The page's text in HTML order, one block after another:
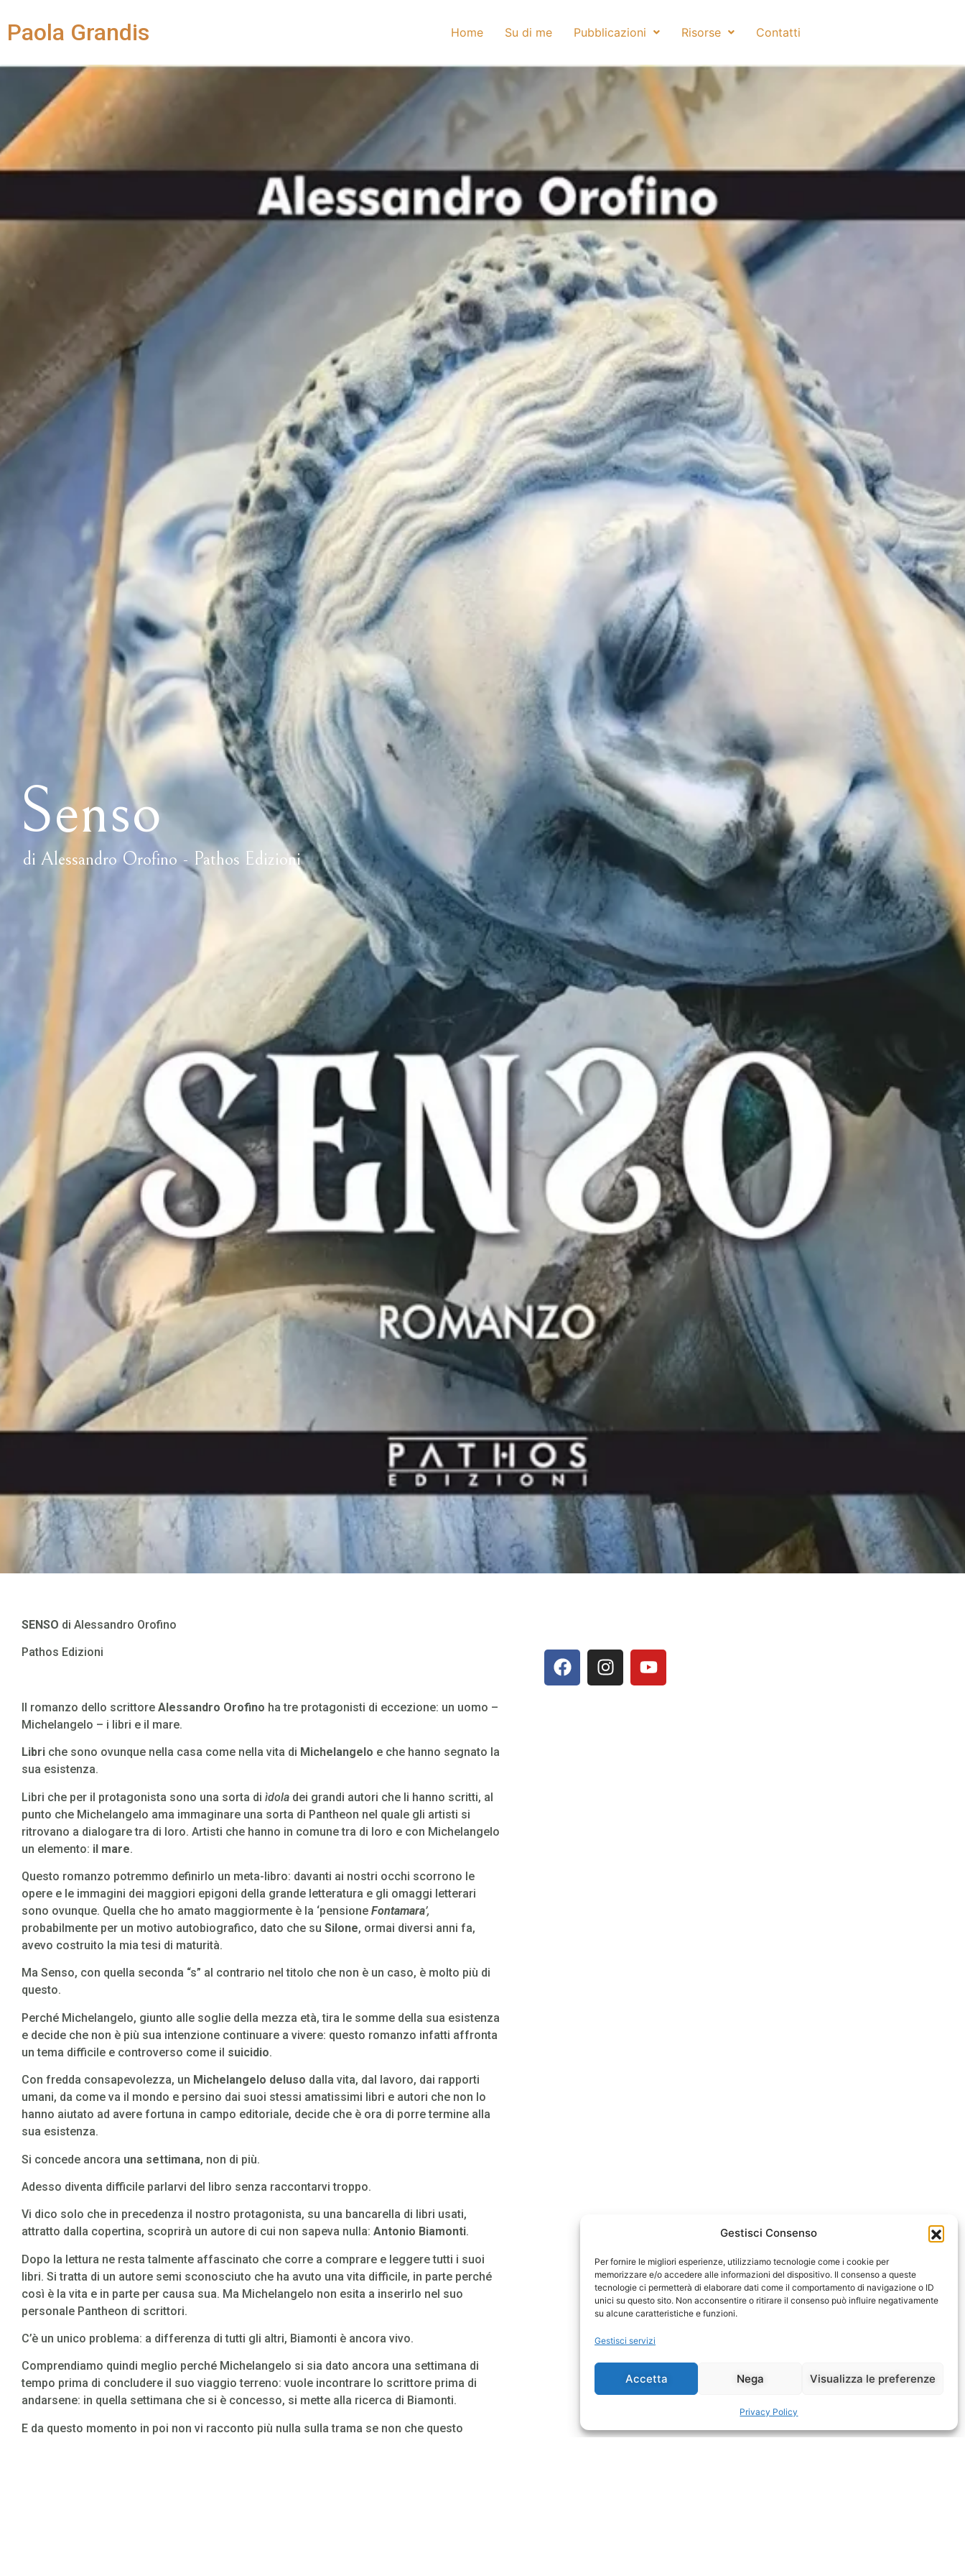
Gestisci Consenso
Per fornire le migliori esperienze, utilizziamo tecnologie come i cookie per
memorizzare e/o accedere alle informazioni del dispositivo. Il consenso a queste
tecnologie ci permetterà di elaborare dati come il comportamento di navigazione o ID
unici su questo sito. Non acconsentire o ritirare il consenso può influire negativamente
su alcune caratteristiche e funzioni.
Gestisci servizi
Accetta Nega Visualizza le preferenze
Privacy Policy
Paola Grandis Home Su di me Pubblicazioni Risorse Contatti
Senso
di Alessandro Orofino - Pathos Edizioni
SENSO di Alessandro Orofino
Pathos Edizioni
Il romanzo dello scrittore Alessandro Orofino ha tre protagonisti di eccezione: un uomo –
Michelangelo – i libri e il mare.
Libri che sono ovunque nella casa come nella vita di Michelangelo e che hanno segnato la
sua esistenza.
Libri che per il protagonista sono una sorta di ìdola dei grandi autori che li hanno scritti, al
punto che Michelangelo ama immaginare una sorta di Pantheon nel quale gli artisti si
ritrovano a dialogare tra di loro. Artisti che hanno in comune tra di loro e con Michelangelo
un elemento: il mare.
Questo romanzo potremmo definirlo un meta-libro: davanti ai nostri occhi scorrono le
opere e le immagini dei maggiori epigoni della grande letteratura e gli omaggi letterari
sono ovunque. Quella che ho amato maggiormente è la ‘pensione Fontamara’,
probabilmente per un motivo autobiografico, dato che su Silone, ormai diversi anni fa,
avevo costruito la mia tesi di maturità.
Ma Senso, con quella seconda “s” al contrario nel titolo che non è un caso, è molto più di
questo.
Perché Michelangelo, giunto alle soglie della mezza età, tira le somme della sua esistenza
e decide che non è più sua intenzione continuare a vivere: questo romanzo infatti affronta
un tema difficile e controverso come il suicidio.
Con fredda consapevolezza, un Michelangelo deluso dalla vita, dal lavoro, dai rapporti
umani, da come va il mondo e persino dai suoi stessi amatissimi libri e autori che non lo
hanno aiutato ad avere fortuna in campo editoriale, decide che è ora di porre termine alla
sua esistenza.
Si concede ancora una settimana, non di più.
Adesso diventa difficile parlarvi del libro senza raccontarvi troppo.
Vi dico solo che in precedenza il nostro protagonista, su una bancarella di libri usati,
attratto dalla copertina, scoprirà un autore di cui non sapeva nulla: Antonio Biamonti.
Dopo la lettura ne resta talmente affascinato che corre a comprare e leggere tutti i suoi
libri. Si tratta di un autore semi sconosciuto che ha avuto una vita difficile, in parte perché
così è la vita e in parte per causa sua. Ma Michelangelo non esita a inserirlo nel suo
personale Pantheon di scrittori.
C’è un unico problema: a differenza di tutti gli altri, Biamonti è ancora vivo.
Comprendiamo quindi meglio perché Michelangelo si sia dato ancora una settimana di
tempo prima di concludere il suo viaggio terreno: vuole incontrare lo scrittore prima di
andarsene: in quella settimana che si è concesso, si mette alla ricerca di Biamonti.
E da questo momento in poi non vi racconto più nulla sulla trama se non che questo